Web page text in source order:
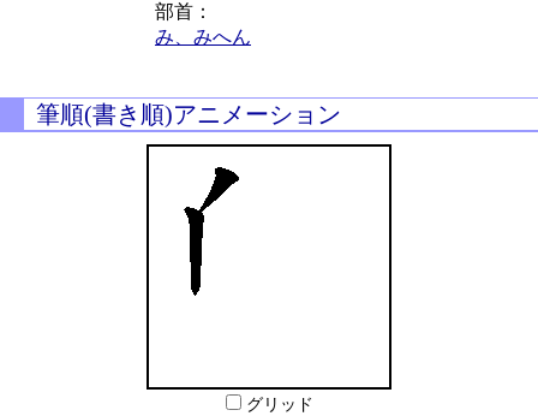
部首：
み、みへん
筆順(書き順)アニメーション
グリッド